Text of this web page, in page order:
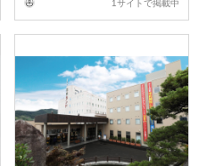
1サイトで掲載中